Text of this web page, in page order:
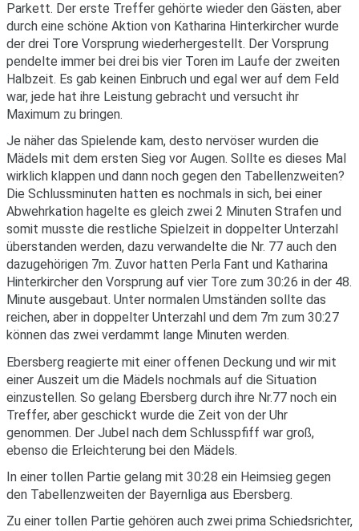
Parkett. Der erste Treffer gehörte wieder den Gästen, aber
durch eine schöne Aktion von Katharina Hinterkircher wurde
der drei Tore Vorsprung wiederhergestellt. Der Vorsprung
pendelte immer bei drei bis vier Toren im Laufe der zweiten
Halbzeit. Es gab keinen Einbruch und egal wer auf dem Feld
war, jede hat ihre Leistung gebracht und versucht ihr
Maximum zu bringen.
Je näher das Spielende kam, desto nervöser wurden die
Mädels mit dem ersten Sieg vor Augen. Sollte es dieses Mal
wirklich klappen und dann noch gegen den Tabellenzweiten?
Die Schlussminuten hatten es nochmals in sich, bei einer
Abwehrkation hagelte es gleich zwei 2 Minuten Strafen und
somit musste die restliche Spielzeit in doppelter Unterzahl
überstanden werden, dazu verwandelte die Nr. 77 auch den
dazugehörigen 7m. Zuvor hatten Perla Fant und Katharina
Hinterkircher den Vorsprung auf vier Tore zum 30:26 in der 48.
Minute ausgebaut. Unter normalen Umständen sollte das
reichen, aber in doppelter Unterzahl und dem 7m zum 30:27
können das zwei verdammt lange Minuten werden.
Ebersberg reagierte mit einer offenen Deckung und wir mit
einer Auszeit um die Mädels nochmals auf die Situation
einzustellen. So gelang Ebersberg durch ihre Nr.77 noch ein
Treffer, aber geschickt wurde die Zeit von der Uhr
genommen. Der Jubel nach dem Schlusspfiff war groß,
ebenso die Erleichterung bei den Mädels.
In einer tollen Partie gelang mit 30:28 ein Heimsieg gegen
den Tabellenzweiten der Bayernliga aus Ebersberg.
Zu einer tollen Partie gehören auch zwei prima Schiedsrichter,